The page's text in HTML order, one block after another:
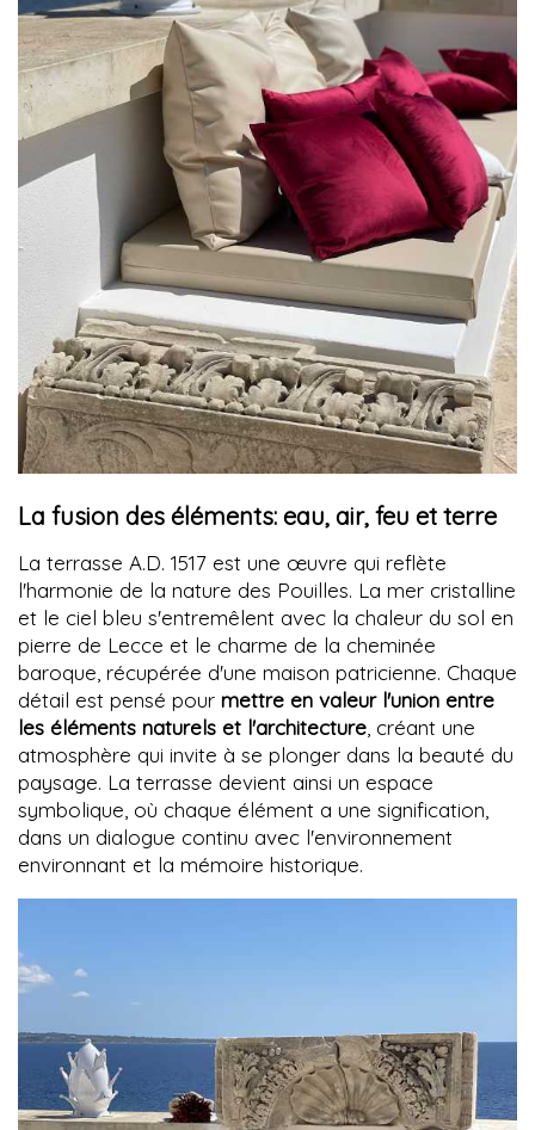
La fusion des éléments: eau, air, feu et terre
La terrasse A.D. 1517 est une œuvre qui reflète
l'harmonie de la nature des Pouilles. La mer cristalline
et le ciel bleu s'entremêlent avec la chaleur du sol en
pierre de Lecce et le charme de la cheminée
baroque, récupérée d'une maison patricienne. Chaque
détail est pensé pour mettre en valeur l'union entre
les éléments naturels et l'architecture , créant une
atmosphère qui invite à se plonger dans la beauté du
paysage. La terrasse devient ainsi un espace
symbolique, où chaque élément a une signification,
dans un dialogue continu avec l'environnement
environnant et la mémoire historique.